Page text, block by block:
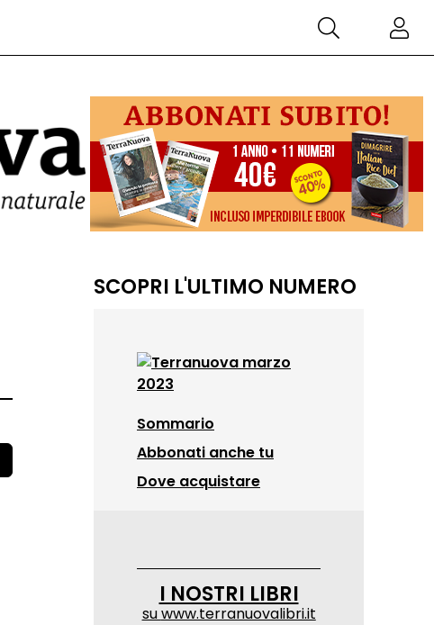
SCOPRI L'ULTIMO NUMERO
Sommario
Abbonati anche tu
Dove acquistare
I NOSTRI LIBRI
suwww.terranuovalibri.it